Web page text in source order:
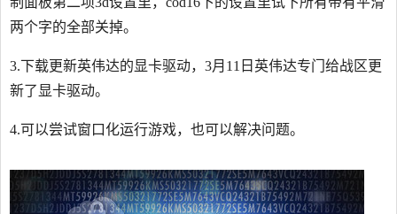
两个字的全部关掉。
3.下载更新英伟达的显卡驱动，3月11日英伟达专门给战区更
新了显卡驱动。
4.可以尝试窗口化运行游戏，也可以解决问题。